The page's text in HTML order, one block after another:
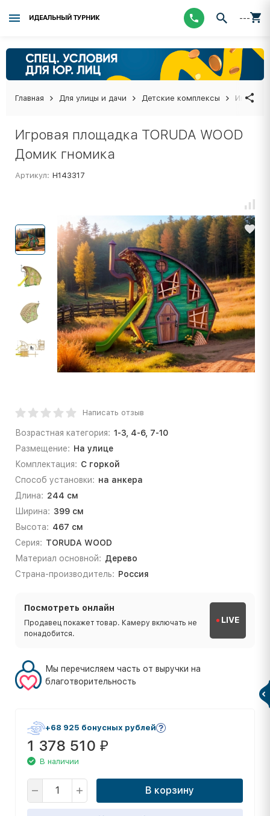
ИДЕАЛЬНЫЙ ТУРНИК ---
Главная Для улицы и дачи Детские комплексы Игровая
Игровая площадка TORUDA WOOD
Домик гномика
Артикул: Н143317
Написать отзыв
Возрастная категория: 1-3, 4-6, 7-10
Размещение: На улице
Комплектация: С горкой
Способ установки: на анкера
Длина: 244 см
Ширина: 399 см
Высота: 467 см
Серия: TORUDA WOOD
Материал основной: Дерево
Страна-производитель: Россия
Посмотреть онлайн
Продавец покажет товар. Камеру включать не
понадобится.
LIVE
Мы перечисляем часть от выручки на
благотворительность
+68 925 бонусных рублей
1 378 510 ₽
В наличии
В корзину